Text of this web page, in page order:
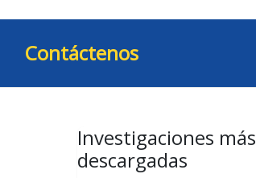
Contáctenos
Investigaciones más
descargadas